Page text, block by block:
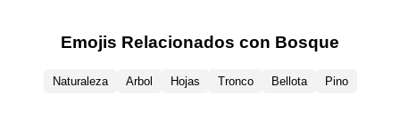
Emojis Relacionados con Bosque
Naturaleza Arbol Hojas Tronco Bellota Pino